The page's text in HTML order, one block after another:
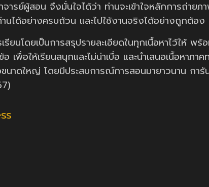
ารย์ผู้สอน จึงมั่นใจได้ว่า ท่านจะเข้าใจหลักการถ่าย
นได้อย่างครบถ้วน และไปใช้งานจริงได้อย่างถูกต้อง
ยนโดยเป็นการสรุปรายละเอียดในทุกเนื้อหาไว้ให้ พ
เพื่อให้เรียนสนุกและไม่น่าเบื่อ และนำเสนอเนื้อหาภ
นาดใหญ่ โดยมีประสบการณ์การสอนมายาวนาน กา